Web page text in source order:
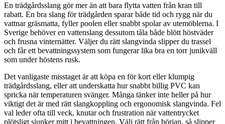
En trädgårdsslang gör mer än att bara flytta vatten från kran till
rabatt. En bra slang för trädgården sparar både tid och rygg när du
vattnar gräsmatta, fyller poolen eller snabbt spolar av utemöblerna. I
Sverige behöver en vattenslang dessutom tåla både blött höstväder
och frusna vinternätter. Väljer du rätt slangvinda slipper du trassel
och får ett bevattningssystem som fungerar lika bra en torr junikväll
som under höstens rusk.
Det vanligaste misstaget är att köpa en för kort eller klumpig
trädgårdsslang, eller att underskatta hur snabbt billig PVC kan
spricka när temperaturen svänger. Många tänker inte heller på hur
viktigt det är med rätt slangkoppling och ergonomisk slangvinda. Fel
val leder ofta till veck, knutar och frustration när vattentrycket
plötsligt sjunker mitt i bevattningen. Välj rätt från början, så slipper